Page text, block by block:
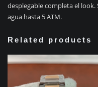
desplegable completa el
agua hasta 5 ATM.
Related products